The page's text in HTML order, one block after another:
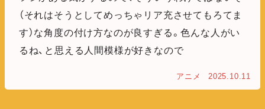
（それはそうとしてめっちゃリア充させてもろてま
す）な角度の付け方なのが良すぎる。色んな人がい
るね、と思える人間模様が好きなので
アニメ 2025.10.11